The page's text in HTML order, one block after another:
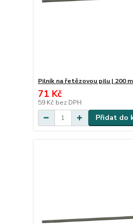
Pilník na řetězovou pilu | 200
71 Kč
59 Kč bez DPH
Přidat do